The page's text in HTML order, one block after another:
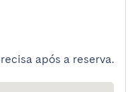
após a reserva.